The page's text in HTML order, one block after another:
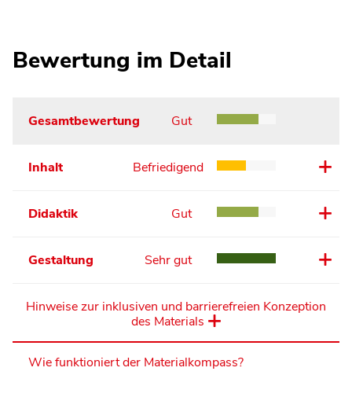
Bewertung im Detail
Gesamtbewertung Gut
Inhalt Befriedigend
Didaktik Gut
Gestaltung Sehr gut
Hinweise zur inklusiven und barrierefreien Konzeption
des Materials
Wie funktioniert der Materialkompass?